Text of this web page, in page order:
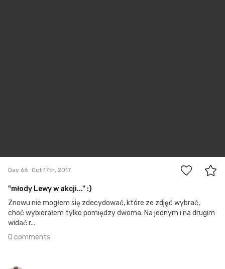
Day 66 Oct 17th, 2017
"młody Lewy w akcji..." :)
Znowu nie mogłem się zdecydować, które ze zdjęć wybrać,
choć wybierałem tylko pomiędzy dwoma. Na jednym i na drugim
widać r...
0 comments